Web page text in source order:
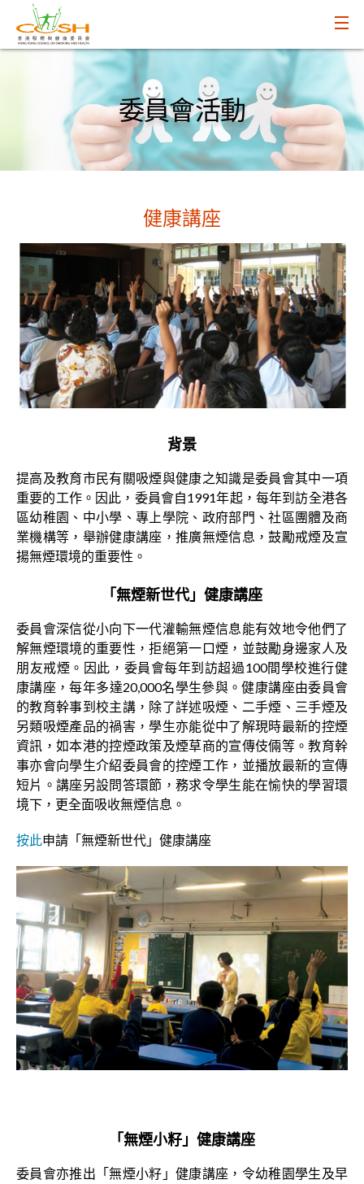
委員會活動
健康講座
背景
提高及教育市民有關吸煙與健康之知識是委員會其中一項
重要的工作。因此，委員會自1991年起，每年到訪全港各
區幼稚園、中小學、專上學院、政府部門、社區團體及商
業機構等，舉辦健康講座，推廣無煙信息，鼓勵戒煙及宣
揚無煙環境的重要性。
「無煙新世代」健康講座
委員會深信從小向下一代灌輸無煙信息能有效地令他們了
解無煙環境的重要性，拒絕第一口煙，並鼓勵身邊家人及
朋友戒煙。因此，委員會每年到訪超過100間學校進行健
康講座，每年多達20,000名學生參與。健康講座由委員會
的教育幹事到校主講，除了詳述吸煙、二手煙、三手煙及
另類吸煙產品的禍害，學生亦能從中了解現時最新的控煙
資訊，如本港的控煙政策及煙草商的宣傳伎倆等。教育幹
事亦會向學生介紹委員會的控煙工作，並播放最新的宣傳
短片。講座另設問答環節，務求令學生能在愉快的學習環
境下，更全面吸收無煙信息。
按此申請「無煙新世代」健康講座
「無煙小籽」健康講座
委員會亦推出「無煙小籽」健康講座，令幼稚園學生及早